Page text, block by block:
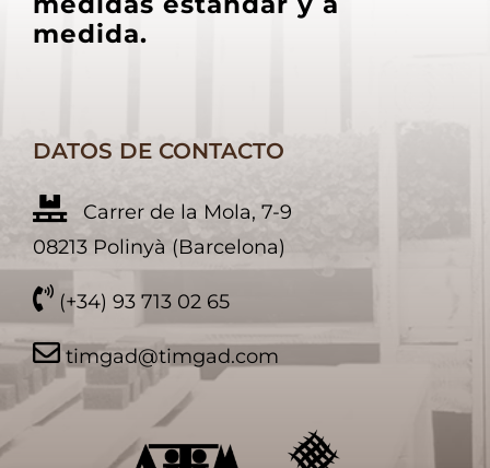
medida.
DATOS DE CONTACTO
Carrer de la Mola, 7-9
08213 Polinyà (Barcelona)
(+34) 93 713 02 65
timgad@timgad.com